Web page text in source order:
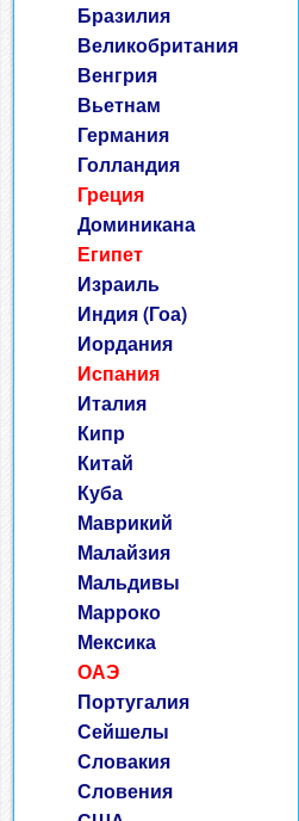
Бразилия
Великобритания
Венгрия
Вьетнам
Германия
Голландия
Греция
Доминикана
Египет
Израиль
Индия (Гоа)
Иордания
Испания
Италия
Кипр
Китай
Куба
Маврикий
Малайзия
Мальдивы
Марроко
Мексика
ОАЭ
Португалия
Сейшелы
Словакия
Словения